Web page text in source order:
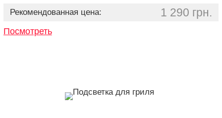
Рекомендованная цена: 1 290 грн.
Посмотреть